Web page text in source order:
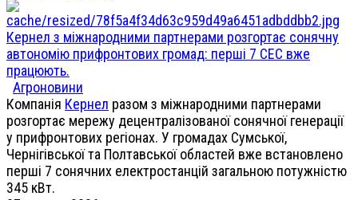
Кернел з міжнародними партнерами розгортає сонячну
автономію прифронтових громад: перші 7 СЕС вже
працюють.
Агроновини
Компанія Кернел разом з міжнародними партнерами
розгортає мережу децентралізованої сонячної генерації
у прифронтових регіонах. У громадах Сумської,
Чернігівської та Полтавської областей вже встановлено
перші 7 сонячних електростанцій загальною потужністю
345 кВт.